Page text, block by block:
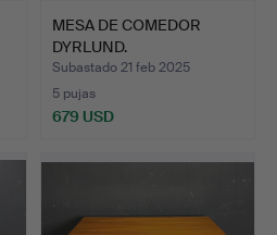
MESA DE COMEDOR
DYRLUND.
Subastado 21 feb 2025
5 pujas
679 USD